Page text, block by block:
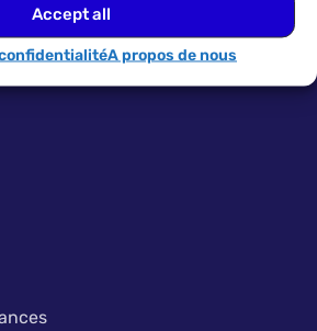
Accept all
A propos de nous